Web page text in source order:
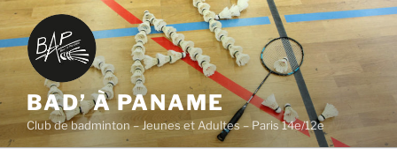
Aller
au
contenu
principal
BAD’ À PANAME
Club de badminton – Jeunes et Adultes – Paris 14e/12e